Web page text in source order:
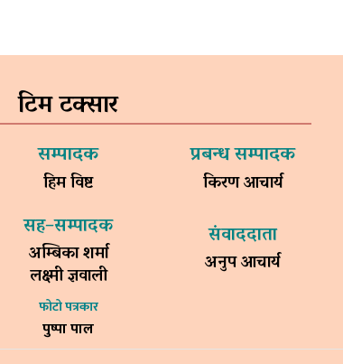
टिम टक्सार
सम्पादक
हिम विष्ट
प्रबन्ध सम्पादक
किरण आचार्य
सह–सम्पादक
अम्बिका शर्मा
लक्ष्मी ज्ञवाली
फोटो पत्रकार
पुष्पा पाल
संवाददाता
अनुप आचार्य